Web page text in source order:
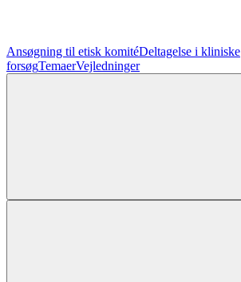
Ansøgning til etisk komitéDeltagelse i kliniske
forsøgTemaerVejledninger